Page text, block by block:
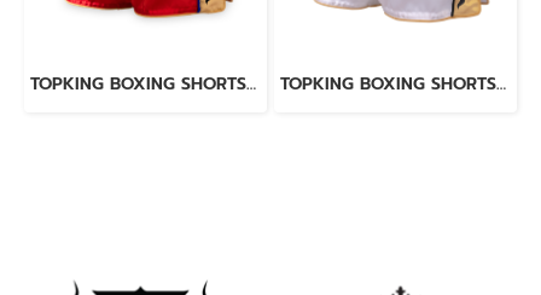
TOPKING BOXING SHORTS RED 276 TOPKING BOXING SHORTS WHITE 276